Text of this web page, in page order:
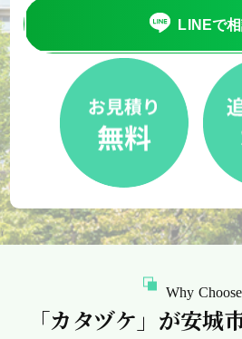
LINEで
「カタヅケ」が安城
Why